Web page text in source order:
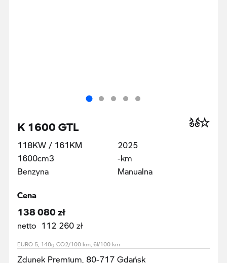
K 1600 GTL
118KW / 161KM
1600cm3
Benzyna
2025
-km
Manualna
Cena
138 080 zł
netto 112 260 zł
EURO 5, 140g CO2/100 km, 6l/100 km
Zdunek Premium, 80-717 Gdańsk